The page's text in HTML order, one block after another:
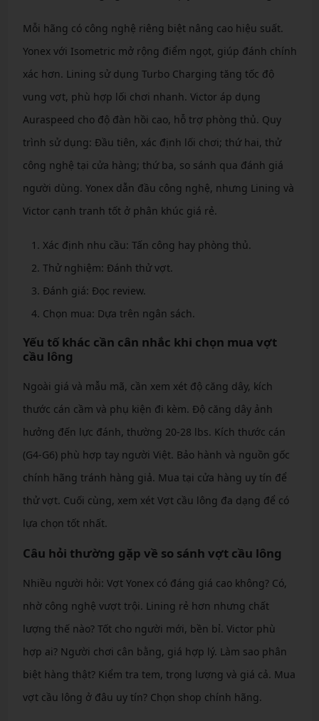
Mỗi hãng có công nghệ riêng biệt nâng cao hiệu suất.
Yonex với Isometric mở rộng điểm ngọt, giúp đánh chính
xác hơn. Lining sử dụng Turbo Charging tăng tốc độ
vung vợt, phù hợp lối chơi nhanh. Victor áp dụng
Auraspeed cho độ đàn hồi cao, hỗ trợ phòng thủ. Quy
trình sử dụng: Đầu tiên, xác định lối chơi; thứ hai, thử
công nghệ tại cửa hàng; thứ ba, so sánh qua đánh giá
người dùng. Yonex dẫn đầu công nghệ, nhưng Lining và
Victor cạnh tranh tốt ở phân khúc giá rẻ.
Xác định nhu cầu: Tấn công hay phòng thủ.
Thử nghiệm: Đánh thử vợt.
Đánh giá: Đọc review.
Chọn mua: Dựa trên ngân sách.
Yếu tố khác cần cân nhắc khi chọn mua vợt
cầu lông
Ngoài giá và mẫu mã, cần xem xét độ căng dây, kích
thước cán cầm và phụ kiện đi kèm. Độ căng dây ảnh
hưởng đến lực đánh, thường 20-28 lbs. Kích thước cán
(G4-G6) phù hợp tay người Việt. Bảo hành và nguồn gốc
chính hãng tránh hàng giả. Mua tại cửa hàng uy tín để
thử vợt. Cuối cùng, xem xét Vợt cầu lông đa dạng để có
lựa chọn tốt nhất.
Câu hỏi thường gặp về so sánh vợt cầu lông
Nhiều người hỏi: Vợt Yonex có đáng giá cao không? Có,
nhờ công nghệ vượt trội. Lining rẻ hơn nhưng chất
lượng thế nào? Tốt cho người mới, bền bỉ. Victor phù
hợp ai? Người chơi cân bằng, giá hợp lý. Làm sao phân
biệt hàng thật? Kiểm tra tem, trọng lượng và giá cả. Mua
vợt cầu lông ở đâu uy tín? Chọn shop chính hãng.